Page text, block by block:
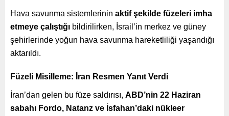
Hava savunma sistemlerinin aktif şekilde füzeleri imha
etmeye çalıştığı bildirilirken, İsrail’in merkez ve güney
şehirlerinde yoğun hava savunma hareketliliği yaşandığı
aktarıldı.
Füzeli Misilleme: İran Resmen Yanıt Verdi
İran’dan gelen bu füze saldırısı, ABD’nin 22 Haziran
sabahı Fordo, Natanz ve İsfahan’daki nükleer